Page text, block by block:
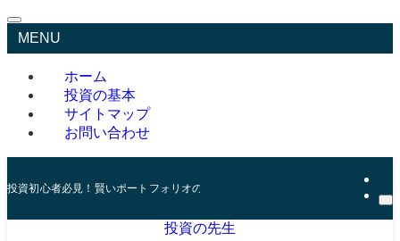
MENU
ホーム
投資の基本
サイトマップ
お問い合わせ
投資初心者必見！賢いポートフォリオの組み方とリスク管理の秘訣
投資の先生